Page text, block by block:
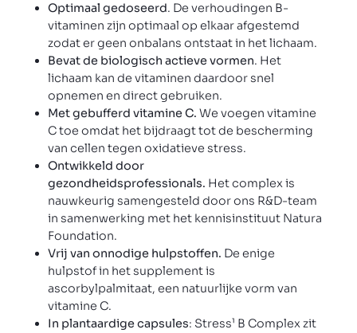
Optimaal gedoseerd. De verhoudingen B-
vitaminen zijn optimaal op elkaar afgestemd
zodat er geen onbalans ontstaat in het lichaam.
Bevat de biologisch actieve vormen. Het
lichaam kan de vitaminen daardoor snel
opnemen en direct gebruiken.
Met gebufferd vitamine C. We voegen vitamine
C toe omdat het bijdraagt tot de bescherming
van cellen tegen oxidatieve stress.
Ontwikkeld door
gezondheidsprofessionals. Het complex is
nauwkeurig samengesteld door ons R&D-team
in samenwerking met het kennisinstituut Natura
Foundation.
Vrij van onnodige hulpstoffen. De enige
hulpstof in het supplement is
ascorbylpalmitaat, een natuurlijke vorm van
vitamine C.
In plantaardige capsules: Stress¹ B Complex zit